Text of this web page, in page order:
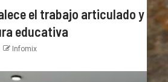
el trabajo articulado y
educativa
Infomix